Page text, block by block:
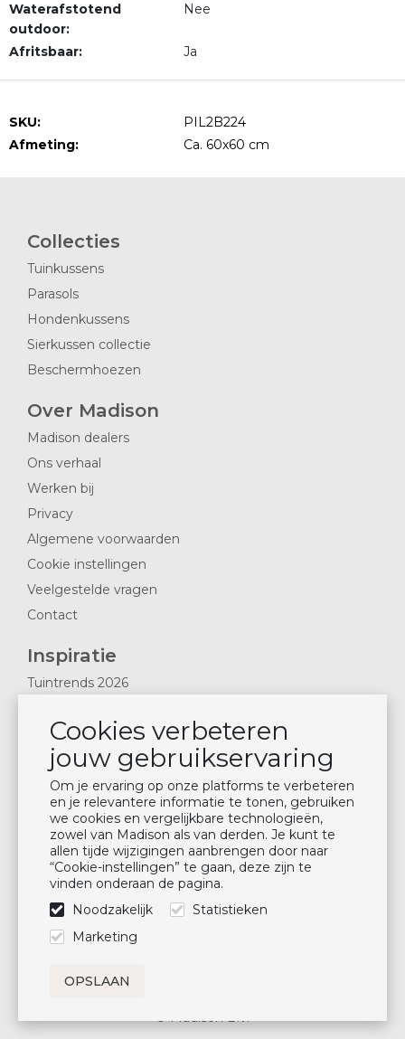
Cookies verbeteren
jouw gebruikservaring
Om je ervaring op onze platforms te verbeteren
en je relevantere informatie te tonen, gebruiken
we cookies en vergelijkbare technologieën,
zowel van Madison als van derden. Je kunt te
allen tijde wijzigingen aanbrengen door naar
“Cookie-instellingen” te gaan, deze zijn te
vinden onderaan de pagina.
Noodzakelijk
Statistieken
Marketing
Waterafstotend
outdoor:
Nee
Afritsbaar: Ja
SKU:
PIL2B224
Afmeting:
Ca. 60x60 cm
Collecties
Tuinkussens
Parasols
Hondenkussens
Sierkussen collectie
Beschermhoezen
Over Madison
Madison dealers
Ons verhaal
Werken bij
Privacy
Algemene voorwaarden
Cookie instellingen
Veelgestelde vragen
Contact
Inspiratie
Tuintrends 2026
Nieuws & Blogs
Plan showroom bezoek
Kussen onderhoud
Nieuwsbrief
Blijf op de hoogte
Volg ons
© Madison B.V.